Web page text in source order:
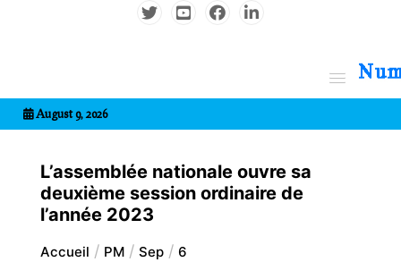
August 9, 2026
L’assemblée nationale ouvre sa
deuxième session ordinaire de
l’année 2023
Accueil PM Sep 6